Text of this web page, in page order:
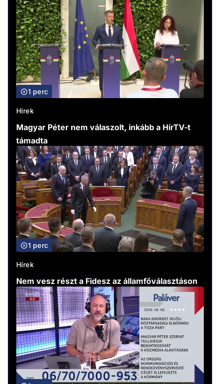
1 perc
Hírek
Magyar Péter nem válaszolt, inkább a HírTV-t
támadta
1 perc
Hírek
Nem vesz részt a Fidesz az államfőválasztáson